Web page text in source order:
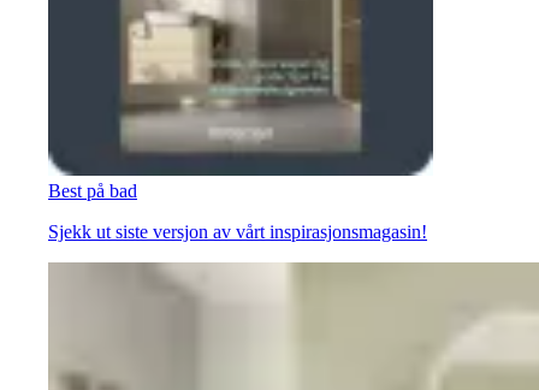
Best på bad
Sjekk ut siste versjon av vårt inspirasjonsmagasin!